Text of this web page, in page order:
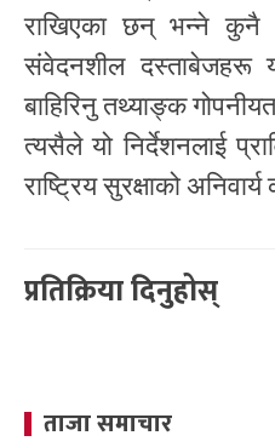
राखिएका छन् भन्ने कुनै
संवेदनशील दस्ताबेजहरू
बाहिरिनु तथ्याङ्क
त्यसैले यो निर्देशनलाई
राष्ट्रिय सुरक्षाको
प्रतिक्रिया दिनुहोस्
ताजा समाचार